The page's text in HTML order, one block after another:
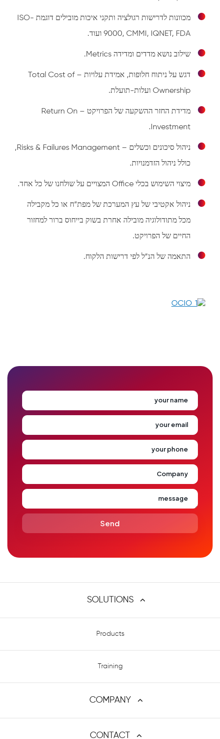
מכוונות לדרישות רגולציה ותקני איכות מובילים דוגמת ISO-
9000, CMMI, IQNET, FDA ועוד.
שילוב נושא מדדים ומדידה Metrics.
דגש על ניתוח חלופות, אמידת עלויות – Total Cost of
Ownership ועלות-תועלת.
מדידת החזר ההשקעה של הפרויקט – Return On
Investment.
ניהול סיכונים וכשלים – Risks & Failures Management,
כולל ניהול הזדמנויות.
מיצוי השימוש בכלי Office המצויים על שולחנו של כל אחד.
ניהול אקטיבי של עץ המערכת של מפת”ח או כל מקבילה
מכל מתודולוגיה מובילה אחרת בשוק בייחוס ברור למחזור
החיים של הפרויקט.
התאמה של הנ”ל לפי דרישות הלקוח.
your name
your email
your phone
Company
message
SOLUTIONS
Products
Training
COMPANY
CONTACT